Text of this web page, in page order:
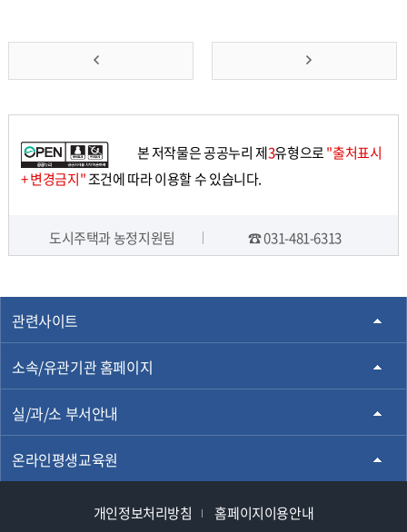
가
본 저작물은 공공누리 제3유형으로"출처표시
+ 변경금지"조건에 따라 이용할 수 있습니다.
도시주택과 농정지원팀 ☎ 031-481-6313
관련사이트
소속/유관기관 홈페이지
실/과/소 부서안내
온라인평생교육원
개인정보처리방침 홈페이지이용안내